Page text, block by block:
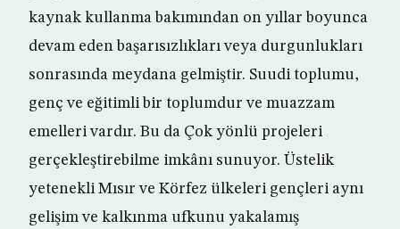
kaynak kullanma bakımından on yıllar boyunca
devam eden başarısızlıkları veya durgunlukları
sonrasında meydana gelmiştir. Suudi toplumu,
genç ve eğitimli bir toplumdur ve muazzam
emelleri vardır. Bu da Çok yönlü projeleri
gerçekleştirebilme imkânı sunuyor. Üstelik
yetenekli Mısır ve Körfez ülkeleri gençleri aynı
gelişim ve kalkınma ufkunu yakalamış